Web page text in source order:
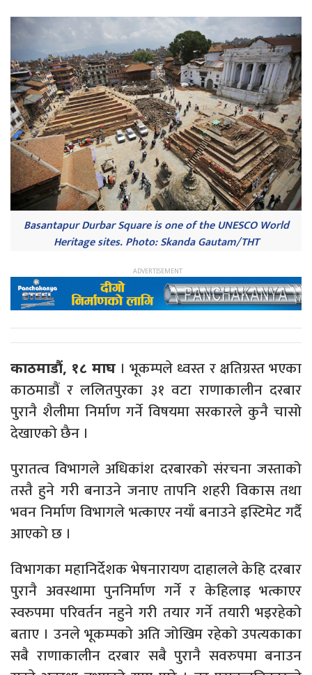
Basantapur Durbar Square is one of the UNESCO World
Heritage sites. Photo: Skanda Gautam/THT
काठमाडौं, १८ माघ। भूकम्पले ध्वस्त र क्षतिग्रस्त भएका
काठमाडौं र ललितपुरका ३१ वटा राणाकालीन दरबार
पुरानै शैलीमा निर्माण गर्ने विषयमा सरकारले कुनै चासो
देखाएको छैन ।
पुरातत्व विभागले अधिकांश दरबारको संरचना जस्ताको
तस्तै हुने गरी बनाउने जनाए तापनि शहरी विकास तथा
भवन निर्माण विभागले भत्काएर नयाँ बनाउने इस्टिमेट गर्दै
आएको छ ।
विभागका महानिर्देशक भेषनारायण दाहालले केहि दरबार
पुरानै अवस्थामा पुननिर्माण गर्ने र केहिलाइ भत्काएर
स्वरुपमा परिवर्तन नहुने गरी तयार गर्ने तयारी भइरहेको
बताए । उनले भूकम्पको अति जोखिम रहेको उपत्यकाका
सबै राणाकालीन दरबार सबै पुरानै सवरुपमा बनाउन